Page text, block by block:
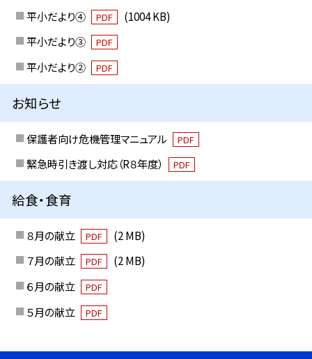
平小だより④
PDF
(1004 KB)
平小だより③
PDF
平小だより② PDF
お知らせ
保護者向け危機管理マニュアル PDF
緊急時引き渡し対応（R８年度） PDF
給食・食育
８月の献立 PDF
(2 MB)
７月の献立
PDF
(2 MB)
６月の献立
PDF
５月の献立 PDF